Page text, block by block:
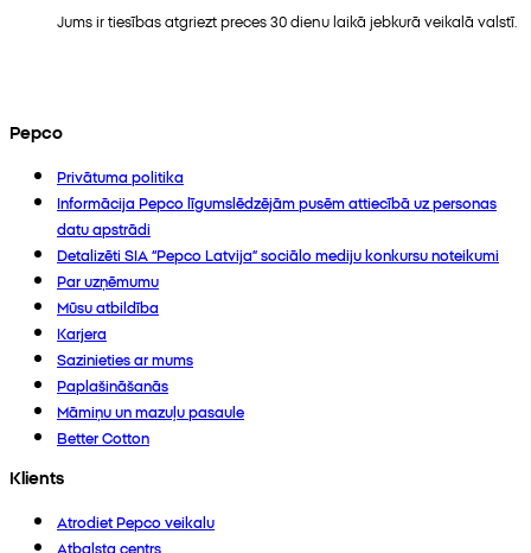
Jums ir tiesības atgriezt preces 30 dienu laikā jebkurā veikalā valstī.
Pepco
Privātuma politika
Informācija Pepco līgumslēdzējām pusēm attiecībā uz personas
datu apstrādi
Detalizēti SIA “Pepco Latvija” sociālo mediju konkursu noteikumi
Par uzņēmumu
Mūsu atbildība
Karjera
Sazinieties ar mums
Paplašināšanās
Māmiņu un mazuļu pasaule
Better Cotton
Klients
Atrodiet Pepco veikalu
Atbalsta centrs